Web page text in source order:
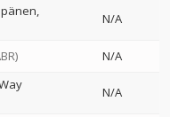
N/A
N/A
N/A